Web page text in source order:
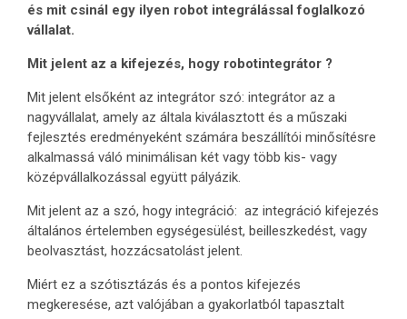
és mit csinál egy ilyen robot integrálással foglalkozó
vállalat.
Mit jelent az a kifejezés, hogy robotintegrátor ?
Mit jelent elsőként az integrátor szó: integrátor az a
nagyvállalat, amely az általa kiválasztott és a műszaki
fejlesztés eredményeként számára beszállítói minősítésre
alkalmassá váló minimálisan két vagy több kis- vagy
középvállalkozással együtt pályázik.
Mit jelent az a szó, hogy integráció: az integráció kifejezés
általános értelemben egységesülést, beilleszkedést, vagy
beolvasztást, hozzácsatolást jelent.
Miért ez a szótisztázás és a pontos kifejezés
megkeresése, azt valójában a gyakorlatból tapasztalt